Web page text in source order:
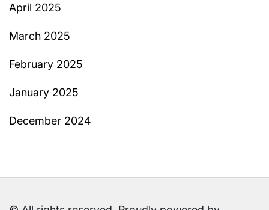
April 2025
March 2025
February 2025
January 2025
December 2024